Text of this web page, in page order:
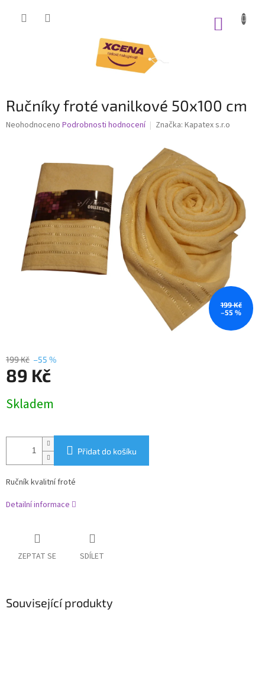
Ručníky froté vanilkové 50x100 cm
Průměrné
hvězdiček.
Neohodnoceno Podrobnosti hodnocení Značka: Kapatex s.r.o
199 Kč
–55 %
199 Kč –55 %
89 Kč
cena:
Skladem
Přidat do košíku
Ručník kvalitní froté
Detailní informace
ZEPTAT SE SDÍLET
Související produkty